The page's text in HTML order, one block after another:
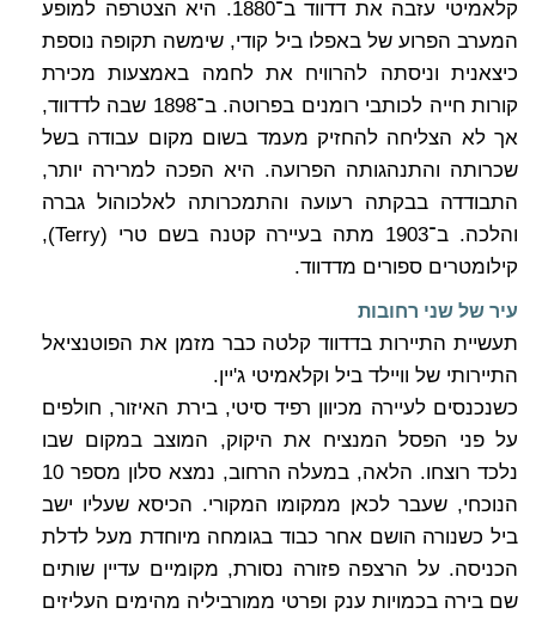
קלאמיטי עזבה את דדווד ב־1880. היא הצטרפה למופע
המערב הפרוע של באפלו ביל קודי, שימשה תקופה נוספת
כיצאנית וניסתה להרוויח את לחמה באמצעות מכירת
קורות חייה לכותבי רומנים בפרוטה. ב־1898 שבה לדדווד,
אך לא הצליחה להחזיק מעמד בשום מקום עבודה בשל
שכרותה והתנהגותה הפרועה. היא הפכה למרירה יותר,
התבודדה בבקתה רעועה והתמכרותה לאלכוהול גברה
והלכה. ב־1903 מתה בעיירה קטנה בשם טרי (Terry),
קילומטרים ספורים מדדווד.
עיר של שני רחובות
תעשיית התיירות בדדווד קלטה כבר מזמן את הפוטנציאל
התיירותי של וויילד ביל וקלאמיטי ג'יין.
כשנכנסים לעיירה מכיוון רפיד סיטי, בירת האיזור, חולפים
על פני הפסל המנציח את היקוק, המוצב במקום שבו
נלכד רוצחו. הלאה, במעלה הרחוב, נמצא סלון מספר 10
הנוכחי, שעבר לכאן ממקומו המקורי. הכיסא שעליו ישב
ביל כשנורה הושם אחר כבוד בגומחה מיוחדת מעל לדלת
הכניסה. על הרצפה פזורה נסורת, מקומיים עדיין שותים
שם בירה בכמויות ענק ופרטי ממורביליה מהימים העליזים